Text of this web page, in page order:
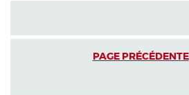
PAGE PRÉCÉDENTE